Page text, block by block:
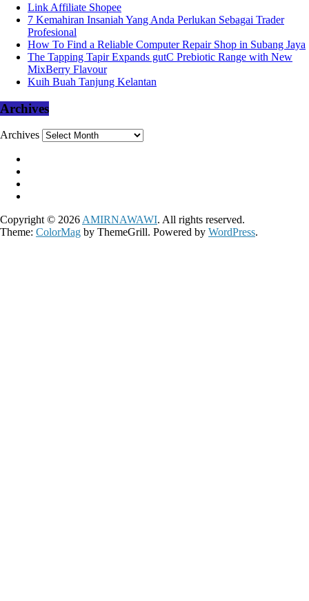
Link Affiliate Shopee
7 Kemahiran Insaniah Yang Anda Perlukan Sebagai Trader
Profesional
How To Find a Reliable Computer Repair Shop in Subang Jaya
The Tapping Tapir Expands gutC Prebiotic Range with New
MixBerry Flavour
Kuih Buah Tanjung Kelantan
Archives
Archives
Copyright © 2026 AMIRNAWAWI. All rights reserved.
Theme: ColorMag by ThemeGrill. Powered by WordPress.